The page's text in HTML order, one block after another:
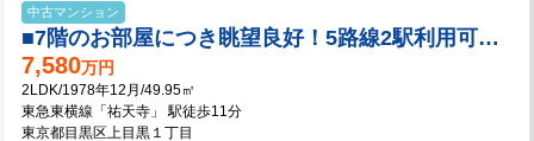
中古マンション
■7階のお部屋につき眺望良好！5路線2駅利用可能！
7,580万円
2LDK/1978年12月/49.95㎡
東急東横線「祐天寺」 駅徒歩11分
東京都目黒区上目黒１丁目